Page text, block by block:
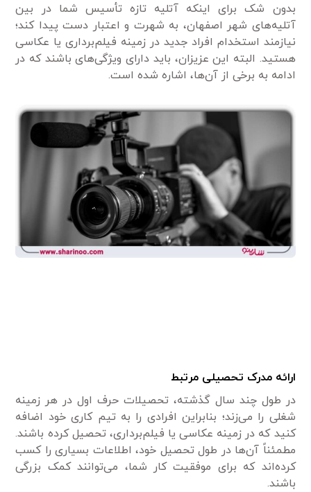
بدون شک برای اینکه آتلیه تازه تأسیس شما در بین
آتلیه‌های شهر اصفهان، به شهرت و اعتبار دست پیدا کند؛
نیاز‌مند استخدام افراد جدید در زمینه فیلم‌برداری یا عکاسی
هستید. البته این عزیزان، باید دارای ویژگی‌های باشند که در
ادامه به برخی از آن‌ها، اشاره شده است.
ارائه مدرک تحصیلی مرتبط
در طول چند سال گذشته، تحصیلات حرف اول در هر زمینه
شغلی را می‌زند؛ بنابراین افرادی را به تیم کاری خود اضافه
کنید که در زمینه عکاسی یا فیلم‌برداری، تحصیل کرده باشند.
مطمئناً آن‌ها در طول تحصیل خود، اطلاعات بسیاری را کسب
کرده‌اند که برای موفقیت کار شما، می‌توانند کمک بزرگی
باشند.